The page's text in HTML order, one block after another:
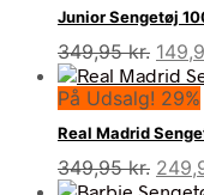
Junior Sengetøj
349,95kr. Den
pris
var:
På Udsalg! 29%
Real Madrid
349,95kr. Den